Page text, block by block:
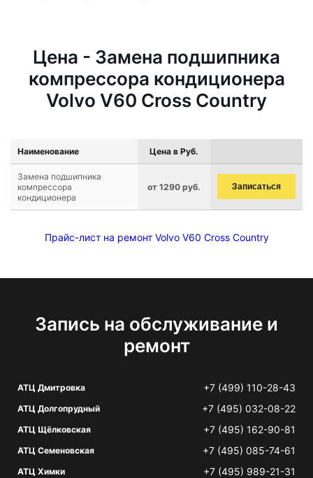
Цена - Замена подшипника
компрессора кондиционера
Volvo V60 Cross Country
Наименование Цена в Руб.
Замена подшипника
компрессора
кондиционера
от 1290 руб. Записаться
Прайс-лист на ремонт Volvo V60 Cross Country
Запись на обслуживание и
ремонт
АТЦ Дмитровка +7 (499) 110-28-43
АТЦ Долгопрудный +7 (495) 032-08-22
АТЦ Щёлковская +7 (495) 162-90-81
АТЦ Семеновская +7 (495) 085-74-61
АТЦ Химки +7 (495) 989-21-31